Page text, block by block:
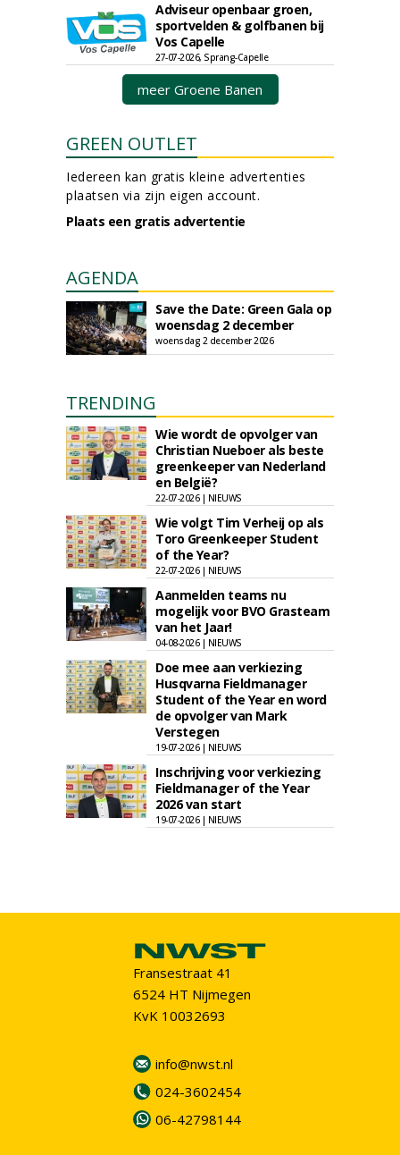
Adviseur openbaar groen,
sportvelden & golfbanen bij
Vos Capelle
27-07-2026, Sprang-Capelle
meer Groene Banen
GREEN OUTLET
Iedereen kan gratis kleine advertenties
plaatsen via zijn eigen account.
Plaats een gratis advertentie
AGENDA
Save the Date: Green Gala op
woensdag 2 december
woensdag 2 december 2026
TRENDING
Wie wordt de opvolger van
Christian Nueboer als beste
greenkeeper van Nederland
en België?
22-07-2026 | NIEUWS
Wie volgt Tim Verheij op als
Toro Greenkeeper Student
of the Year?
22-07-2026 | NIEUWS
Aanmelden teams nu
mogelijk voor BVO Grasteam
van het Jaar!
04-08-2026 | NIEUWS
Doe mee aan verkiezing
Husqvarna Fieldmanager
Student of the Year en word
de opvolger van Mark
Verstegen
19-07-2026 | NIEUWS
Inschrijving voor verkiezing
Fieldmanager of the Year
2026 van start
19-07-2026 | NIEUWS
Fransestraat 41
6524 HT Nijmegen
KvK 10032693
info@nwst.nl
024-3602454
06-42798144